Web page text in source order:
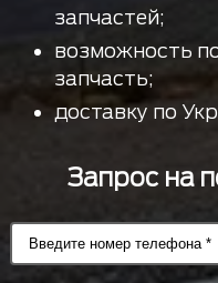
запчастей;
возможность
запчасть;
доставку по
Запрос на